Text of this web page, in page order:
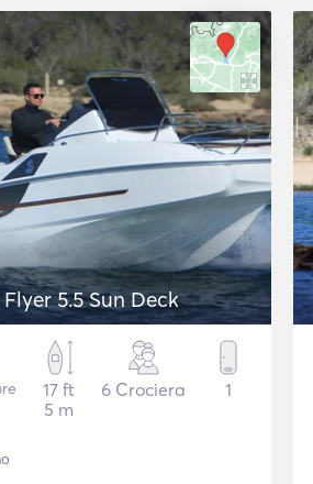
5.5 Sun Deck
17 ft
5 m
6 Crociera 1